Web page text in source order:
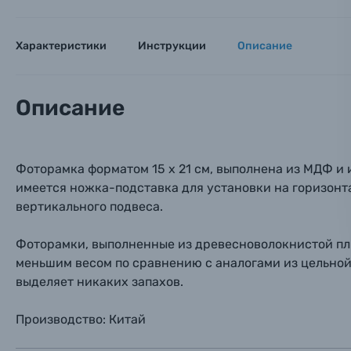
Материалы
Осветительное оборудование
Фоторамки
Фотоальбомы
Характеристики Инструкции Описание
Описание
Фоторамка форматом 15 х 21 см, выполнена из МДФ и
имеется ножка-подставка для установки на
вертикального подвеса.
Фоторамки, выполненные из древесноволокнистой
меньшим весом по сравнению с аналогами из
выделяет никаких запахов.
Производство: Китай